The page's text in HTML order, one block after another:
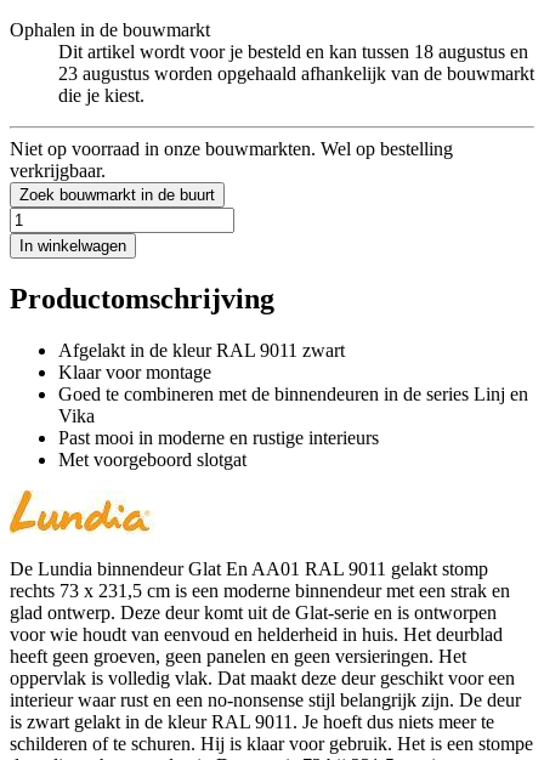
Ophalen in de bouwmarkt
Dit artikel wordt voor je besteld en kan tussen 18 augustus en
23 augustus worden opgehaald afhankelijk van de bouwmarkt
die je kiest.
Niet op voorraad in onze bouwmarkten. Wel op bestelling
verkrijgbaar.
Zoek bouwmarkt in de buurt
In winkelwagen
Productomschrijving
Afgelakt in de kleur RAL 9011 zwart
Klaar voor montage
Goed te combineren met de binnendeuren in de series Linj en
Vika
Past mooi in moderne en rustige interieurs
Met voorgeboord slotgat
De Lundia binnendeur Glat En AA01 RAL 9011 gelakt stomp
rechts 73 x 231,5 cm is een moderne binnendeur met een strak en
glad ontwerp. Deze deur komt uit de Glat-serie en is ontworpen
voor wie houdt van eenvoud en helderheid in huis. Het deurblad
heeft geen groeven, geen panelen en geen versieringen. Het
oppervlak is volledig vlak. Dat maakt deze deur geschikt voor een
interieur waar rust en een no-nonsense stijl belangrijk zijn. De deur
is zwart gelakt in de kleur RAL 9011. Je hoeft dus niets meer te
schilderen of te schuren. Hij is klaar voor gebruik. Het is een stompe